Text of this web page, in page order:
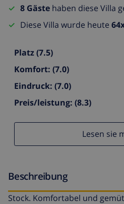
8 Gäste haben diese Villa
Diese Villa wurde heute
Platz(7.5)
Komfort: (7.0)
Eindruck: (7.0)
Preis/leistung: (8.3)
Lesen sie
Beschreibung
Stock. Komfortabel und